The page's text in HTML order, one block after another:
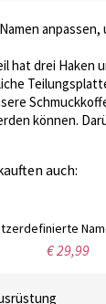
hat drei Haken
können.
auch:
€ 29,99